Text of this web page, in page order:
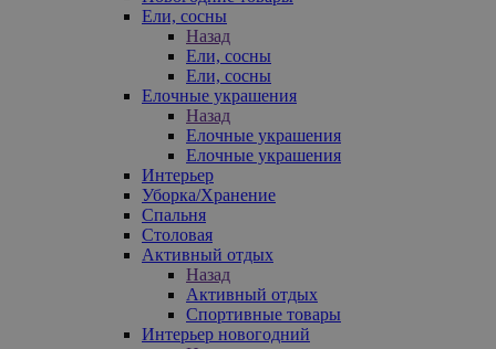
Ели, сосны
Назад
Ели, сосны
Ели, сосны
Елочные украшения
Назад
Елочные украшения
Елочные украшения
Интерьер
Уборка/Хранение
Спальня
Столовая
Активный отдых
Назад
Активный отдых
Спортивные товары
Интерьер новогодний